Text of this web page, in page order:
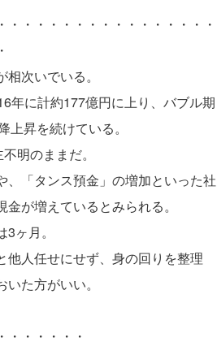
・・・・・・・・・・・・・・・
次いでいる。
年に計約177億円に上り、バブル期
昇を続けている。
明のままだ。
「タンス預金」の増加といった社
が増えているとみられる。
ヶ月。
他人任せにせず、身の回りを整理
た方がいい。
・・・・・